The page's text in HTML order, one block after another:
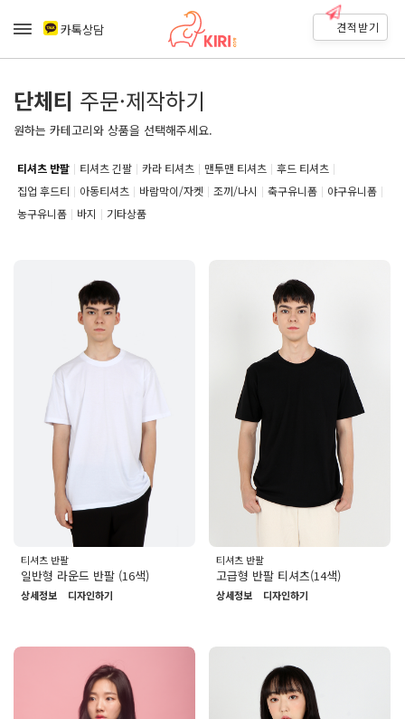
카톡상담 견적받기
단체티 주문·제작하기
원하는 카테고리와 상품을 선택해주세요.
티셔츠 반팔 티셔츠 긴팔 카라 티셔츠 맨투맨 티셔츠
후드 티셔츠
집업 후드티
아동티셔츠 바람막이/자켓 조끼/나시 축구유니폼
야구유니폼
농구유니폼
바지 기타상품
티셔츠 반팔
일반형 라운드 반팔 (16색)
상세정보 디자인하기
티셔츠 반팔
고급형 반팔 티셔츠(14색)
상세정보 디자인하기